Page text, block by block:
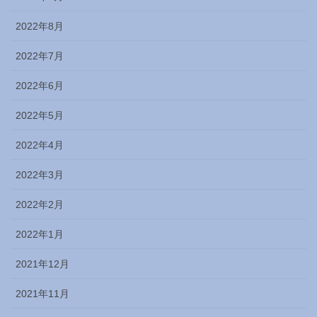
2022年8月
2022年7月
2022年6月
2022年5月
2022年4月
2022年3月
2022年2月
2022年1月
2021年12月
2021年11月